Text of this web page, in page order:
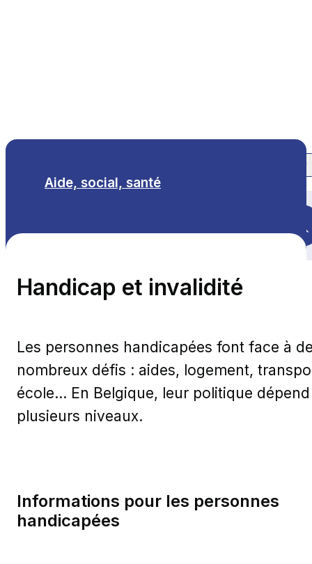
Aide, social, santé
Handicap et invalidité
Les personnes handicapées font face à
nombreux défis : aides, logement,
école… En Belgique, leur politique
plusieurs niveaux.
Informations pour les personnes
handicapées